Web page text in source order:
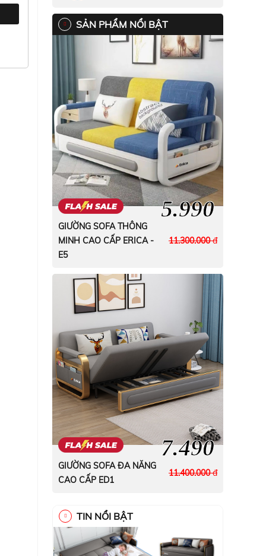
SẢN PHẨM NỔI BẬT
5.990
GIƯỜNG SOFA THÔNG
MINH CAO CẤP ERICA -
E5
11.300.000đ
7.490
GIƯỜNG SOFA ĐA NĂNG
CAO CẤP ED1
11.400.000đ
TIN NỔI BẬT